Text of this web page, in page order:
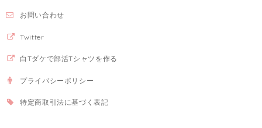
お問い合わせ
Twitter
白Tダケで部活Tシャツを作る
プライバシーポリシー
特定商取引法に基づく表記